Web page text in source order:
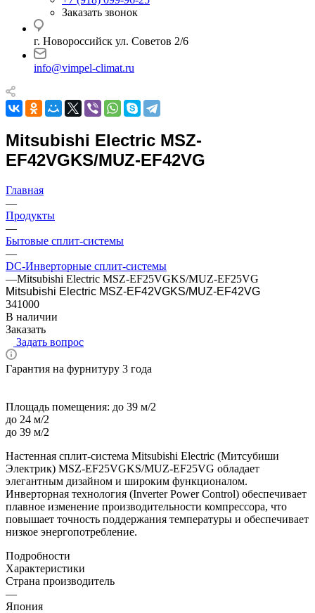
Заказать звонок
г. Новороссийск ул. Советов 2/6
info@vimpel-climat.ru
Mitsubishi Electric MSZ-
EF42VGKS/MUZ-EF42VG
Главная
—
Продукты
—
Бытовые сплит-системы
—
DC-Инверторные сплит-системы
—Mitsubishi Electric MSZ-EF25VGKS/MUZ-EF25VG
Mitsubishi Electric MSZ-EF42VGKS/MUZ-EF42VG
341000
В наличии
Заказать
Задать вопрос
Гарантия на фурнитуру 3 года
Площадь помещения: до 39 м/2
до 24 м/2
до 39 м/2
Настенная сплит-система Mitsubishi Electric (Митсубиши
Электрик) MSZ-EF25VGKS/MUZ-EF25VG обладает
элегантным дизайном и широким функционалом.
Инверторная технология (Inverter Power Control) обеспечивает
плавное изменение производительности компрессора, что
повышает точность поддержания температуры и обеспечивает
низкое энергопотребление.
Подробности
Характеристики
Страна производитель
—
Япония